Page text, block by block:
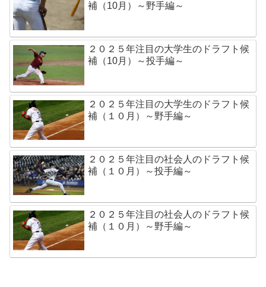
補（10月）～野手編～
２０２５年注目の大学生のドラフト候
補（10月）～投手編～
２０２５年注目の大学生のドラフト候
補（１０月）～野手編～
２０２５年注目の社会人のドラフト候
補（１０月）～投手編～
２０２５年注目の社会人のドラフト候
補（１０月）～野手編～